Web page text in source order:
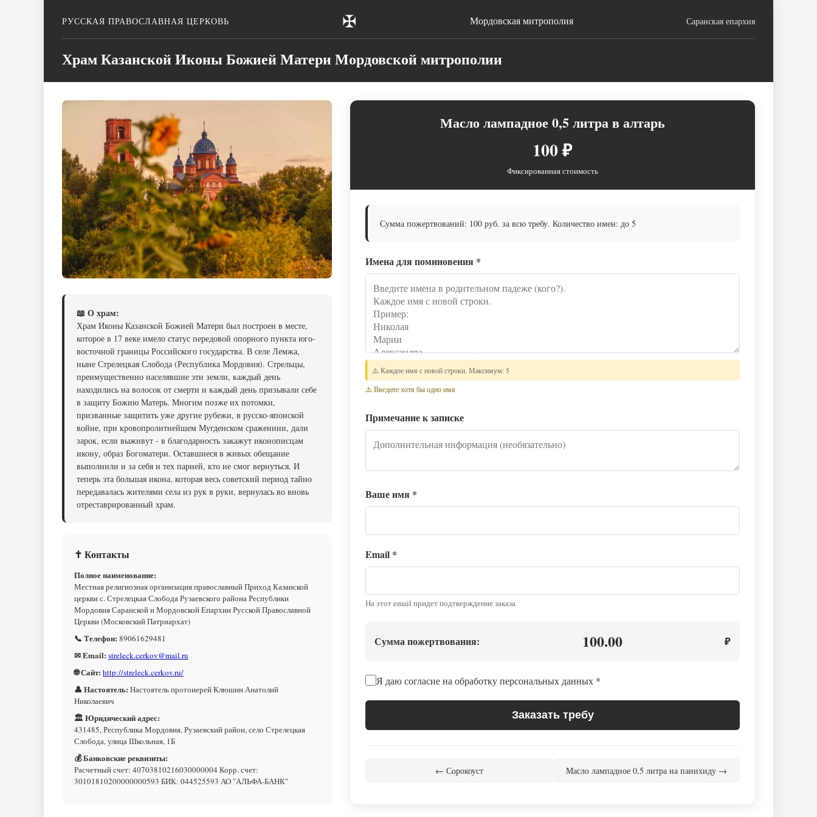
РУССКАЯ ПРАВОСЛАВНАЯ ЦЕРКОВЬ ✠ Мордовская митрополия Саранская епархия
Храм Казанской Иконы Божией Матери Мордовской митрополии
📖 О храм:
Храм Иконы Казанской Божией Матери был построен в месте,
которое в 17 веке имело статус передовой опорного пункта юго-
восточной границы Российского государства. В селе Лемжа,
ныне Стрелецкая Слобода (Республика Мордовия). Стрельцы,
преимущественно населявшие эти земли, каждый день
находились на волосок от смерти и каждый день призывали себе
в защиту Божию Матерь. Многим позже их потомки,
призванные защитить уже другие рубежи, в русско-японской
войне, при кровопролитнейшем Мугденском сраженнии, дали
зарок, если выживут - в благодарность закажут иконописцам
икону, образ Богоматери. Оставшиеся в живых обещание
выполнили и за себя и тех парней, кто не смог вернуться. И
теперь эта большая икона, которая весь советский период тайно
передавалась жителями села из рук в руки, вернулась во вновь
отреставрированный храм.
✝ Контакты
Полное наименование:
Местная религиозная организация православный Приход Казанской
церкви с. Стрелецкая Слобода Рузаевского района Республики
Мордовия Саранской и Мордовской Епархии Русской Православной
Церкви (Московский Патриархат)
📞 Телефон: 89061629481
✉ Email: streleck.cerkov@mail.ru
🌐 Сайт: http://streleck.cerkov.ru/
👤 Настоятель: Настоятель протоиерей Клюшин Анатолий
Николаевич
🏛 Юридический адрес:
431485, Республика Мордовия, Рузаевский район, село Стрелецкая
Слобода, улица Школьная, 1Б
💰 Банковские реквизиты:
Расчетный счет: 40703810216030000004 Корр. счет:
30101810200000000593 БИК: 044525593 АО "АЛЬФА-БАНК"
Масло лампадное 0,5 литра в алтарь
100 ₽
Фиксированная стоимость
Сумма пожертвований: 100 руб. за всю требу. Количество имен: до 5
Имена для поминовения *
⚠️ Каждое имя с новой строки. Максимум: 5
⚠️ Введите хотя бы одно имя
Примечание к записке
Ваше имя *
Email *
На этот email придет подтверждение заказа
Сумма пожертвования: 100.00 ₽
Я даю согласие на обработку персональных данных *
Заказать требу
← Сорокоуст Масло лампадное 0,5 литра на панихиду →